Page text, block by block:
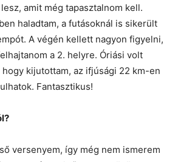
amit még tapasztalnom kell.
haladtam, a futásoknál is sikerült
A végén kellett nagyon figyelni,
a 2. helyre. Óriási volt
kijutottam, az ifjúsági 22 km-en
Fantasztikus!
versenyem, így még nem ismerem